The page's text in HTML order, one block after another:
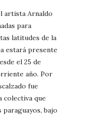
artista Arnaldo
para
latitudes de la
estará presente
el 25 de
año. Por
fue
colectiva que
bajo